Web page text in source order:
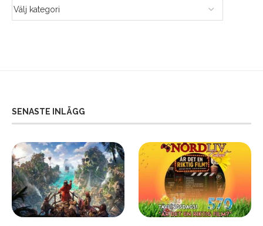
SENASTE INLÄGG